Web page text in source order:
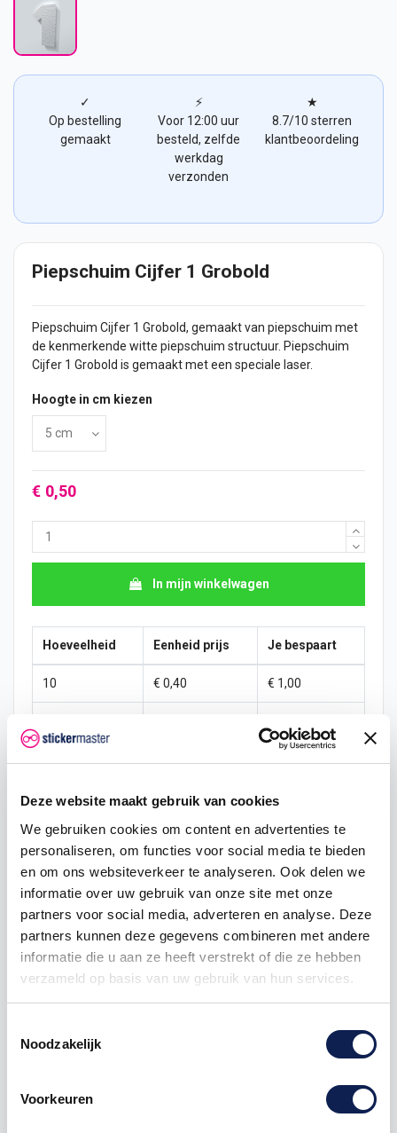
Deze website maakt gebruik van cookies
We gebruiken cookies om content en advertenties te
personaliseren, om functies voor social media te bieden
en om ons websiteverkeer te analyseren. Ook delen we
informatie over uw gebruik van onze site met onze
partners voor social media, adverteren en analyse. Deze
partners kunnen deze gegevens combineren met andere
informatie die u aan ze heeft verstrekt of die ze hebben
verzameld op basis van uw gebruik van hun services.
Noodzakelijk
Voorkeuren
✓
Op bestelling
gemaakt
⚡
Voor 12:00 uur
besteld, zelfde
werkdag
verzonden
★
8.7/10 sterren
klantbeoordeling
Piepschuim Cijfer 1 Grobold
Piepschuim Cijfer 1 Grobold, gemaakt van piepschuim met
de kenmerkende witte piepschuim structuur. Piepschuim
Cijfer 1 Grobold is gemaakt met een speciale laser.
Hoogte in cm kiezen
€ 0,50
In mijn winkelwagen
Hoeveelheid Eenheid prijs Je bespaart
10 € 0,40 € 1,00
€ 0,30
100 € 0,28 € 22,50
200 € 0,25 € 50,00
€ 0,20 € 150,00
750 € 0,15 € 262,50